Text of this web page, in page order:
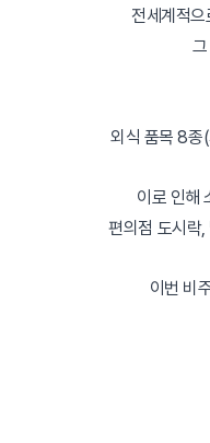
전세계적
외식 품목 8종
이로 인해
편의점 도시락
이번 비